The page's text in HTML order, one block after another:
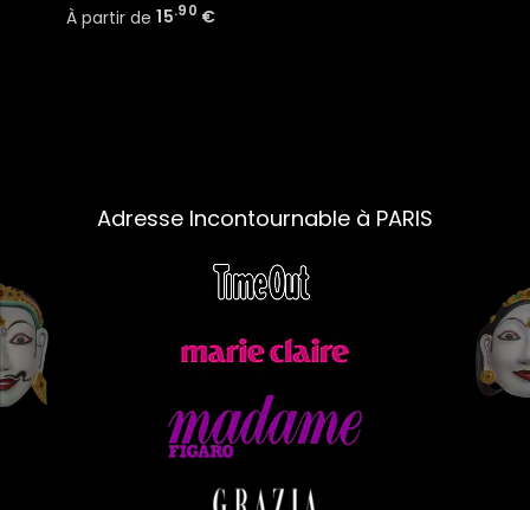
À partir de 15.90 €
Adresse Incontournable à PARIS